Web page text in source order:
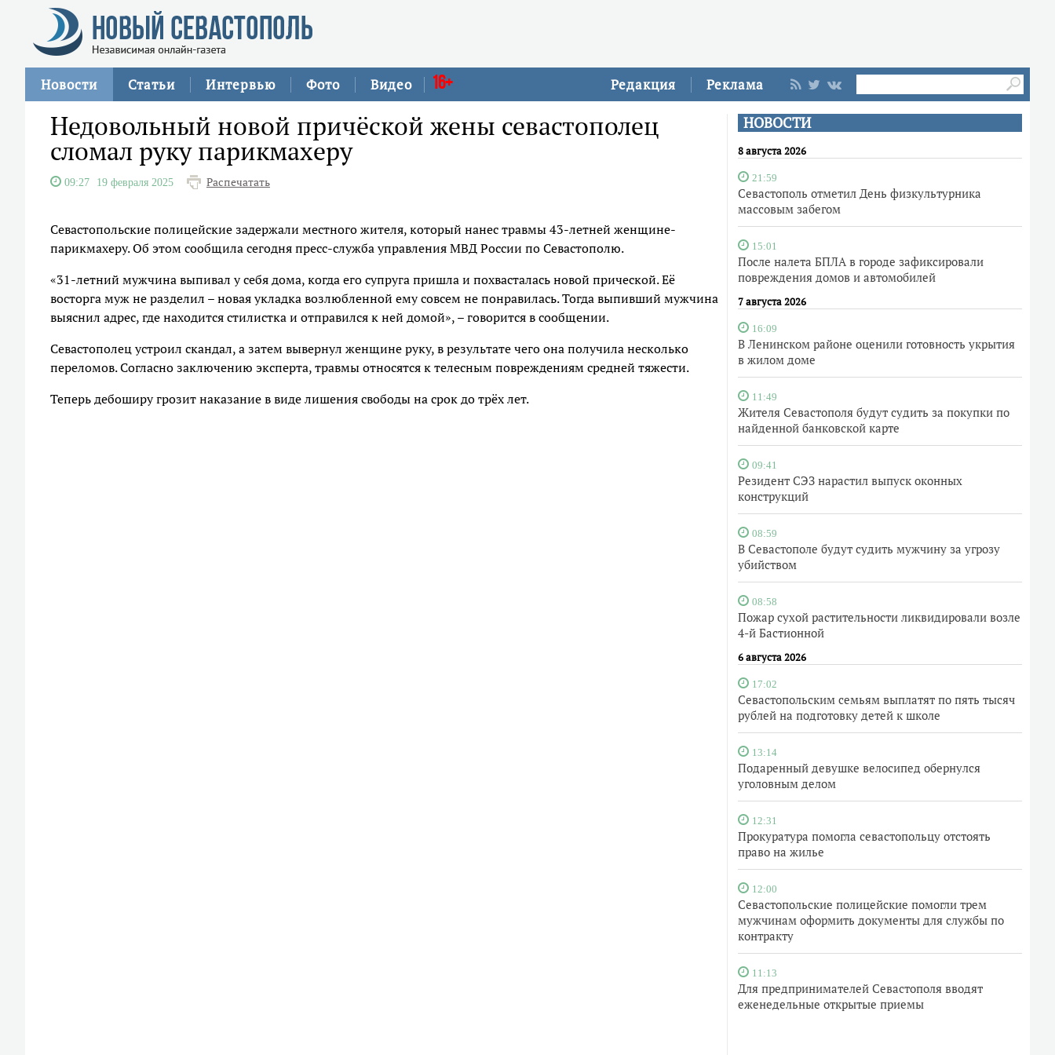
Редакция Реклама
Новости Статьи Интервью Фото Видео 16+
НОВОСТИ
8 августа 2026
21:59
Севастополь отметил День физкультурника
массовым забегом
15:01
После налета БПЛА в городе зафиксировали
повреждения домов и автомобилей
7 августа 2026
16:09
В Ленинском районе оценили готовность укрытия
в жилом доме
11:49
Жителя Севастополя будут судить за покупки по
найденной банковской карте
09:41
Резидент СЭЗ нарастил выпуск оконных
конструкций
08:59
В Севастополе будут судить мужчину за угрозу
убийством
08:58
Пожар сухой растительности ликвидировали возле
4-й Бастионной
6 августа 2026
17:02
Севастопольским семьям выплатят по пять тысяч
рублей на подготовку детей к школе
13:14
Подаренный девушке велосипед обернулся
уголовным делом
12:31
Прокуратура помогла севастопольцу отстоять
право на жилье
12:00
Севастопольские полицейские помогли трем
мужчинам оформить документы для службы по
контракту
11:13
Для предпринимателей Севастополя вводят
еженедельные открытые приемы
Недовольный новой причёской жены севастополец
сломал руку парикмахеру
09:27 19 февраля 2025 Распечатать
Севастопольские полицейские задержали местного жителя, который нанес травмы 43-летней женщине-
парикмахеру. Об этом сообщила сегодня пресс-служба управления МВД России по Севастополю.
«31-летний мужчина выпивал у себя дома, когда его супруга пришла и похвасталась новой прической. Её
восторга муж не разделил – новая укладка возлюбленной ему совсем не понравилась. Тогда выпивший мужчина
выяснил адрес, где находится стилистка и отправился к ней домой», – говорится в сообщении.
Севастополец устроил скандал, а затем вывернул женщине руку, в результате чего она получила несколько
переломов. Согласно заключению эксперта, травмы относятся к телесным повреждениям средней тяжести.
Теперь дебоширу грозит наказание в виде лишения свободы на срок до трёх лет.